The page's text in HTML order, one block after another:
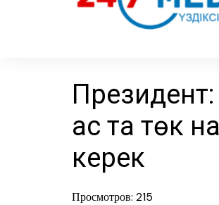
Президент:
ас та төк
керек
Просмотров: 215